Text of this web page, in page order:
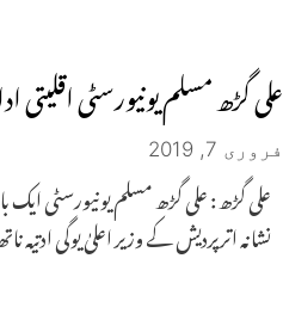
علی گڑھ مسلم یونیورسٹی اقلیتی
فروری 7, 2019
علی گڑھ : علی گڑھ مسلم یونیورسٹی ایک
نشانہ اترپردیش کے وزیر اعلیٰ یوگی ادتیہ